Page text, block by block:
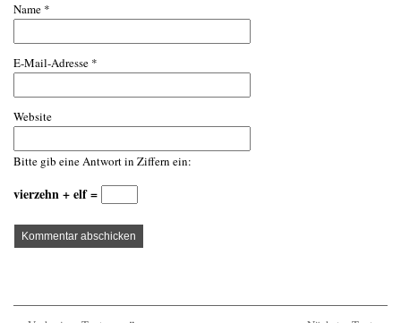
Name *
E-Mail-Adresse *
Website
Bitte gib eine Antwort in Ziffern ein:
vierzehn + elf =